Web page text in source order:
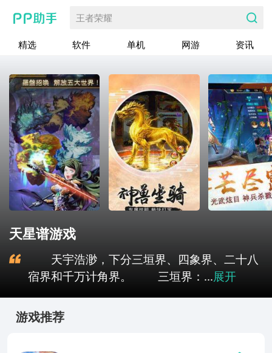
王者荣耀
精选 软件 单机 网游 资讯
天星谱游戏
天宇浩渺，下分三垣界、四象界、二十八
宿界和千万计角界。 三垣界：...展开
游戏推荐